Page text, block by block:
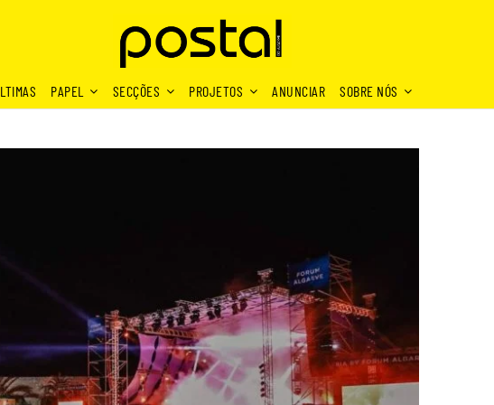
PAPEL SECÇÕES PROJETOS ANUNCIAR SOBRE NÓS